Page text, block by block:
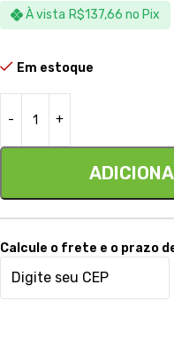
À vista R$137,66 no Pix
Em estoque
Calcule o frete e o prazo